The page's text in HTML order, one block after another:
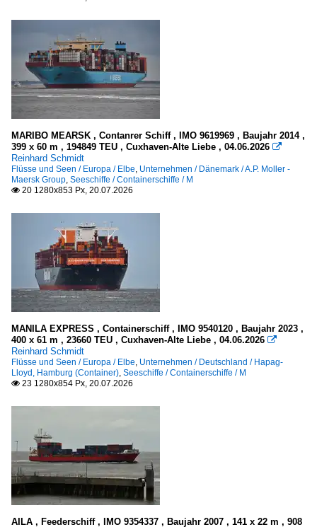
Sonstige Flüsse
Kanäle
Deutschland
Mittellandkanal mit Stichkanälen
Nord-Ostsee-Kanal
Wasserstraßenkreuz Magdeburg
Kriegsschiffe
Fregatten, Korvetten
Algerien
China
Frankreich
Niederlande
Vereinigtes Königreich
Dänemark
Deutschland
Niederlande
MARIBO MEARSK , Contanrer Schiff , IMO 9619969 , Baujahr 2014 ,
399 x 60 m , 194849 TEU , Cuxhaven-Alte Liebe , 04.06.2026 
Reinhard Schmidt
Flüsse und Seen / Europa / Elbe, Unternehmen / Dänemark / A.P. Moller -
Maersk Group, Seeschiffe / Containerschiffe / M
 20 1280x853 Px, 20.07.2026
MANILA EXPRESS , Containerschiff , IMO 9540120 , Baujahr 2023 ,
400 x 61 m , 23660 TEU , Cuxhaven-Alte Liebe , 04.06.2026 
Reinhard Schmidt
Flüsse und Seen / Europa / Elbe, Unternehmen / Deutschland / Hapag-
Lloyd, Hamburg (Container), Seeschiffe / Containerschiffe / M
 23 1280x854 Px, 20.07.2026
AILA , Feederschiff , IMO 9354337 , Baujahr 2007 , 141 x 22 m , 908